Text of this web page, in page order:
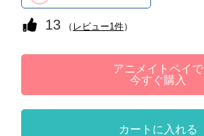
13 （ レビュー1件）
アニメイトペイで
今すぐ購入
カートに入れる